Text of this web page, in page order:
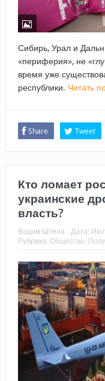
Сибирь, Урал и
«периферия», не
время уже
республики. Читать
Share Tweet
Кто ломает
украинские
власть?
Вадим Штепа Дата:
Рубрика: Общество,